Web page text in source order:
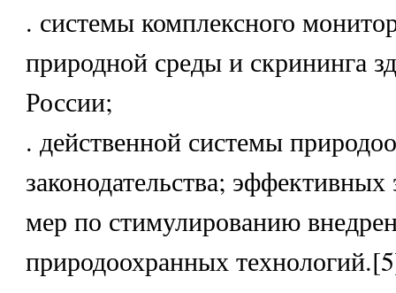
. системы комплексного
природной среды и скрининга
России;
. действенной системы
законодательства;
мер по стимулированию
природоохранных